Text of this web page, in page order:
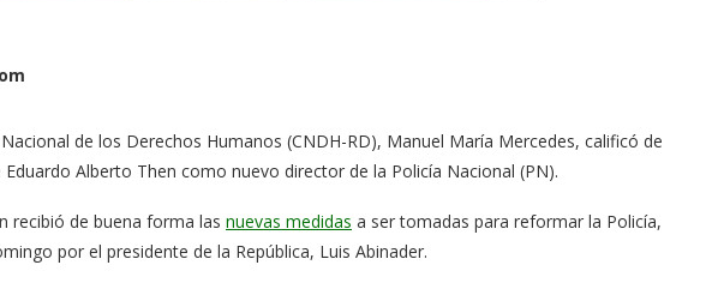
de los Derechos Humanos (CNDH-RD), Manuel María Mercedes, calificó de
Alberto Then como nuevo director de la Policía Nacional (PN).
recibió de buena forma las nuevas medidas a ser tomadas para reformar la Policía,
por el presidente de la República, Luis Abinader.